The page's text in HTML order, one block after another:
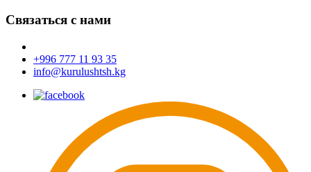
Связаться с нами
+996 777 11 93 35
info@kurulushtsh.kg